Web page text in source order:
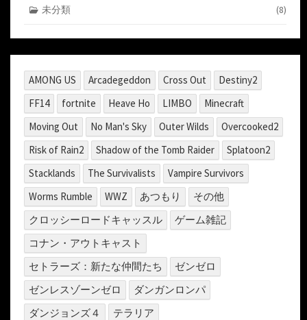
未分類 (8)
AMONG US Arcadegeddon Cross Out
Destiny2
FF14
fortnite Heave Ho LIMBO
Minecraft
Moving Out
No Man's Sky Outer Wilds
Overcooked2
Risk of Rain2
Shadow of the Tomb Raider
Splatoon2
Stacklands
The Survivalists
Vampire Survivors
Worms Rumble
WWZ あつもり
その他
クロッシーロードキャッスル
ゲーム雑記
コナン・アウトキャスト
セトラーズ：新たな仲間たち
ゼンゼロ
ゼンレスゾーンゼロ
ダンガンロンパ
ダンジョンズ４
テラリア